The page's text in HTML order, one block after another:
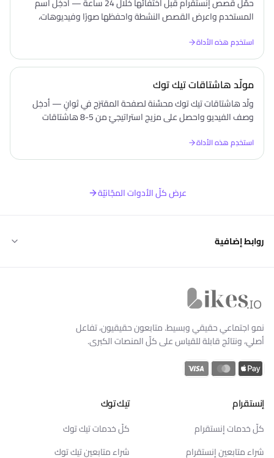
المستخدم واعرض القصص النشطة واحفظها صورًا وفيديوهات،
استخدِم هذه الأداة
مولّد هاشتاقات تيك توك
ولّد هاشتاقات تيك توك محسَّنة لصفحة المقترَح في ثوانٍ — أدخِل
وصف الفيديو واحصل على مزيج استراتيجيّ من 5-8 هاشتاقات
استخدِم هذه الأداة
عرض كلّ الأدوات المجّانيّة
روابط إضافية
نمو اجتماعي حقيقي وبسيط. متابعون حقيقيون، تفاعل
أصلي، ونتائج قابلة للقياس على كلّ المنصات الكبرى.
إنستقرام
كلّ خدمات إنستقرام
شراء متابعين إنستقرام
تيك توك
كلّ خدمات تيك توك
شراء متابعين تيك توك